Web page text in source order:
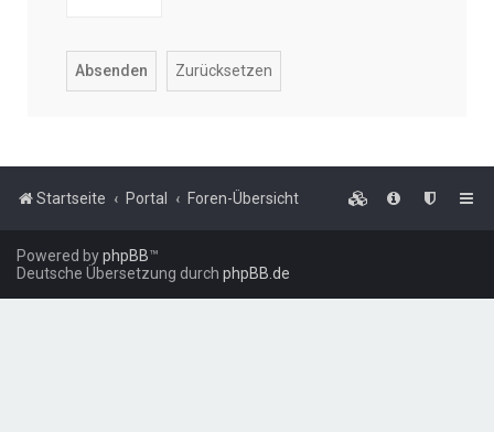
Startseite Portal Foren-Übersicht
Powered byphpBB™
Deutsche Übersetzung durch phpBB.de